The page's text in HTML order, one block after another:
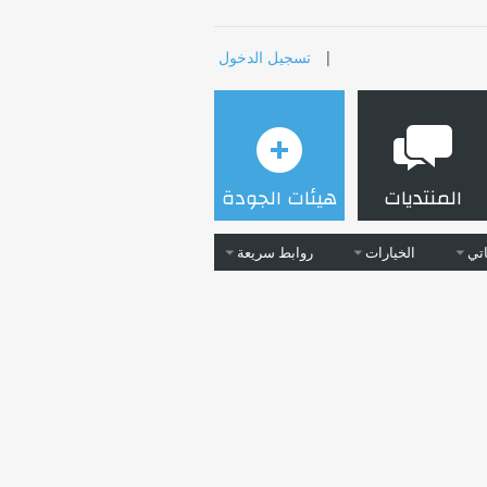
| تسجيل الدخول
المنتديات
الخيارات روابط سريعة
هيئات الجودة